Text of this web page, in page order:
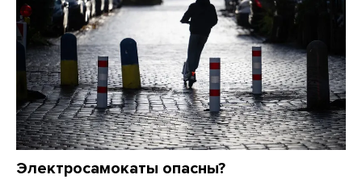
Электросамокаты опасны?